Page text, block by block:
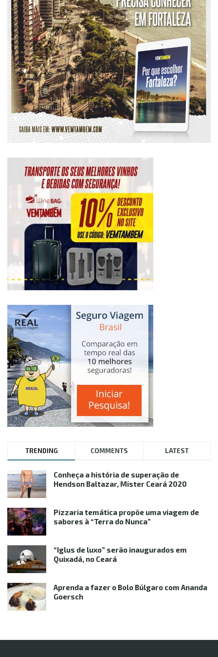
TRENDING COMMENTS LATEST
Conheça a história de superação de
Hendson Baltazar, Mister Ceará 2020
Pizzaria temática propõe uma viagem de
sabores à “Terra do Nunca”
“Iglus de luxo” serão inaugurados em
Quixadá, no Ceará
Aprenda a fazer o Bolo Búlgaro com Ananda
Goersch